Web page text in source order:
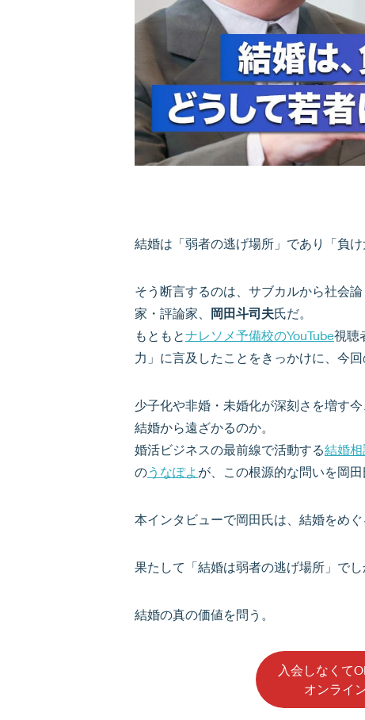
結婚は「弱者の逃げ場所」であり「負け
そう断言するのは、サブカルから社会
家・評論家、
岡田斗司夫氏だ。
もともとナレソメ予備校のYouTube視聴
力」に言及したことをきっかけに、今回
少子化や非婚・未婚化が深刻さを増す
結婚から遠ざかるのか。
婚活ビジネスの最前線で活動する結婚
のうなぽよ が、この根源的な問いを岡田
本インタビューで岡田氏は、結婚をめぐ
果たして「結婚は弱者の逃げ場所」でし
結婚の真の価値を問う。
入会しなくて
オンライ